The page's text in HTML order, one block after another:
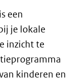
een
je lokale
inzicht te
kinderen en